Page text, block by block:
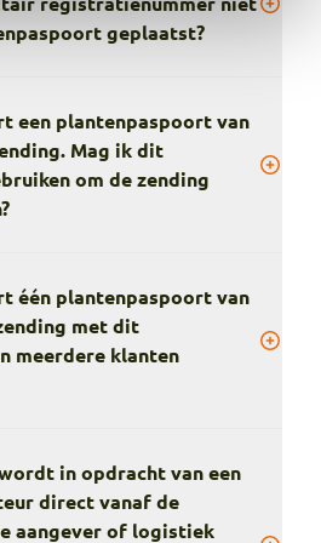
geplaatst?
een plantenpaspoort van
Mag ik dit
om de zending
één plantenpaspoort van
met dit
meerdere klanten
in opdracht van een
direct vanaf de
aangever of logistiek